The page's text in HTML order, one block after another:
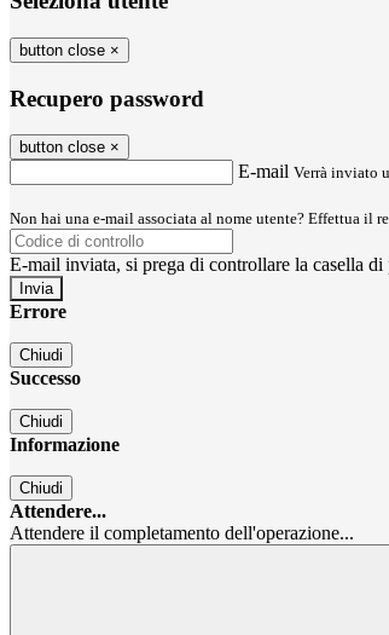
button close ×
Recupero password
button close ×
E-mail Verrà inviato
Non hai una e-mail associata al nome utente? Effettua il
E-mail inviata, si prega di controllare la casella di
Errore
Chiudi
Successo
Chiudi
Informazione
Chiudi
Attendere...
Attendere il completamento dell'operazione...